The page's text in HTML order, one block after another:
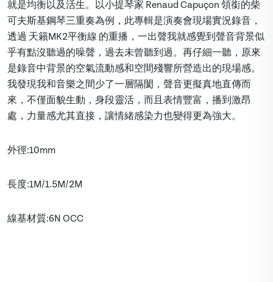
就是均衡以及活生。以小提琴家 Renaud Capuçon 領銜的柴
可夫斯基鋼琴三重奏為例，此專輯是演奏會現場實況錄音，
透過 天籟MK2平衡線 的重播，一出聲我就感覺到聲音背景似
乎有點沒聽過的噪聲，過去未曾聽到過。再仔細一聽，原來
是錄音中背景的空氣流動感和空間殘響所營造出的現場感。
我發現我和音樂之間少了一層隔閡，聲音更擬真地直傳而
來，不僅面貌生動，身段靈活，而且表情豐富，播到激昂
處，力量感尤其直接，讓情緒感染力也變得更為強大。
外徑:10mm
長度:1M/1.5M/2M
線基材質:6N OCC